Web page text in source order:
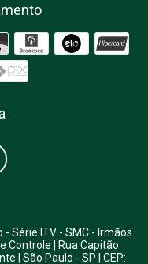
Série ITV - SMC - Irmãos
Controle | Rua Capitão
| São Paulo - SP | CEP: